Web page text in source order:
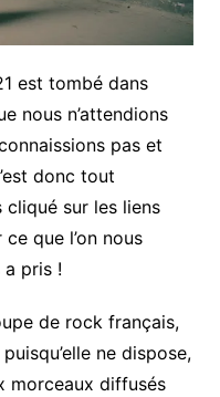
est tombé dans
nous n’attendions
pas et
donc tout
cliqué sur les liens
que l’on nous
pris !
de rock français,
ne dispose,
morceaux diffusés